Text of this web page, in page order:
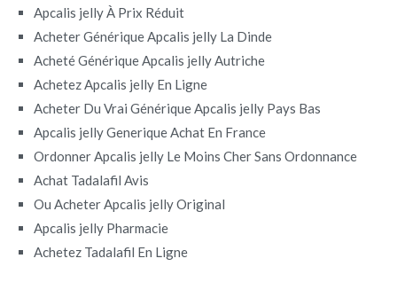
Apcalis jelly À Prix Réduit
Acheter Générique Apcalis jelly La Dinde
Acheté Générique Apcalis jelly Autriche
Achetez Apcalis jelly En Ligne
Acheter Du Vrai Générique Apcalis jelly Pays Bas
Apcalis jelly Generique Achat En France
Ordonner Apcalis jelly Le Moins Cher Sans Ordonnance
Achat Tadalafil Avis
Ou Acheter Apcalis jelly Original
Apcalis jelly Pharmacie
Achetez Tadalafil En Ligne